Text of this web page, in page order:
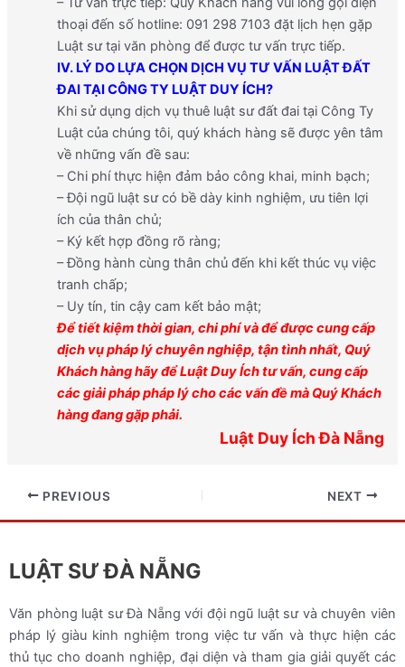
thoại đến số hotline: 091 298 7103 đặt lịch hẹn gặp
Luật sư tại văn phòng để được tư vấn trực tiếp.
IV. LÝ DO LỰA CHỌN DỊCH VỤ TƯ VẤN LUẬT ĐẤT
ĐAI TẠI CÔNG TY LUẬT DUY ÍCH?
Khi sử dụng dịch vụ thuê luật sư đất đai tại Công Ty
Luật của chúng tôi, quý khách hàng sẽ được yên tâm
về những vấn đề sau:
– Chi phí thực hiện đảm bảo công khai, minh bạch;
– Đội ngũ luật sư có bề dày kinh nghiệm, ưu tiên lợi
ích của thân chủ;
– Ký kết hợp đồng rõ ràng;
– Đồng hành cùng thân chủ đến khi kết thúc vụ việc
tranh chấp;
– Uy tín, tin cậy cam kết bảo mật;
Để tiết kiệm thời gian, chi phí và để được cung cấp
dịch vụ pháp lý chuyên nghiệp, tận tình nhất, Quý
Khách hàng hãy để Luật Duy Ích tư vấn, cung cấp
các giải pháp pháp lý cho các vấn đề mà Quý Khách
hàng đang gặp phải.
Luật Duy Ích Đà Nẵng
PREVIOUS NEXT
LUẬT SƯ ĐÀ NẴNG
Văn phòng luật sư Đà Nẵng với đội ngũ luật sư và chuyên viên
pháp lý giàu kinh nghiệm trong việc tư vấn và thực hiện các
thủ tục cho doanh nghiệp, đại diện và tham gia giải quyết các